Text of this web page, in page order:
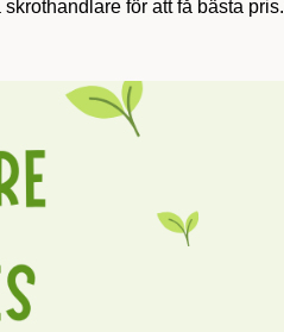
för att få bästa pris.